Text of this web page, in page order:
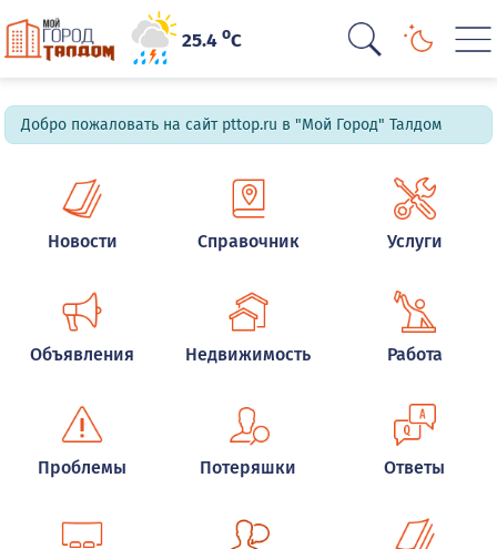
25.4oC
Добро пожаловать на сайт pttop.ru в "Мой Город" Талдом
Новости Справочник Услуги
Объявления Недвижимость Работа
Проблемы Потеряшки Ответы